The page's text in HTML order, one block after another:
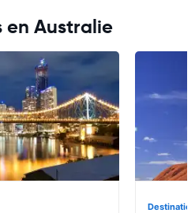
en Australie